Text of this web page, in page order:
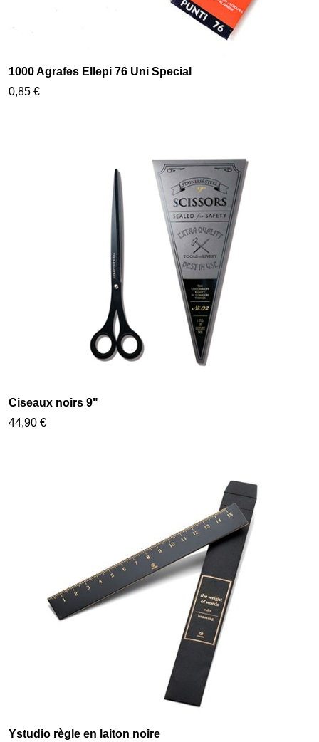
1000 Agrafes Ellepi 76 Uni Special
0,85 €
Ciseaux noirs 9"
44,90 €
Ystudio règle en laiton noire